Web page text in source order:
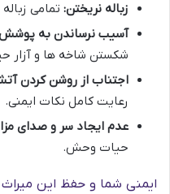
زباله نریختن: تمامی
آسیب نرساندن به پوشش
شکستن شاخه ها و آزار
اجتناب از روشن کردن
رعایت کامل نکات ایمنی.
عدم ایجاد سر و صدای
حیات وحش.
ایمنی شما و حفظ این میراث